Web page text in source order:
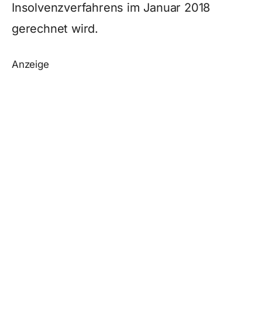
Insolvenzverfahrens im Januar 2018
gerechnet wird.
Anzeige